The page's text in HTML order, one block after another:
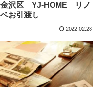
金沢区 YJ-HOME リノ
ベお引渡し
2022.02.28